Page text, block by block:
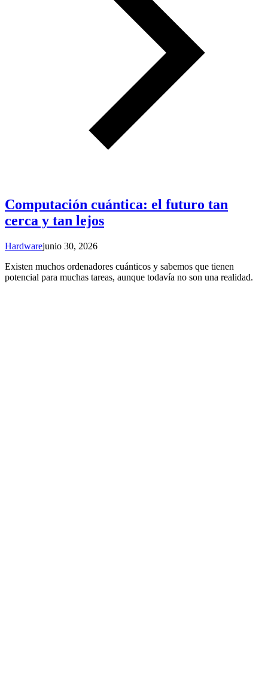
Computación cuántica: el futuro tan
cerca y tan lejos
Hardwarejunio 30, 2026
Existen muchos ordenadores cuánticos y sabemos que tienen
potencial para muchas tareas, aunque todavía no son una realidad.